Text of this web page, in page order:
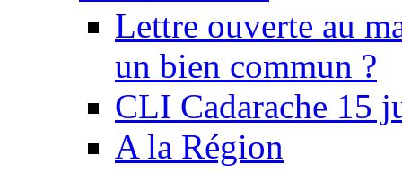
Lettre ouverte au
un bien commun ?
CLI Cadarache 15
A la Région